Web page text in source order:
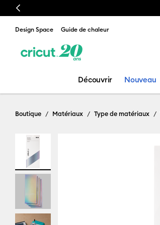
Previous
Design Space Guide de chaleur
Découvrir Nouveau
Boutique Matériaux Type de matériaux